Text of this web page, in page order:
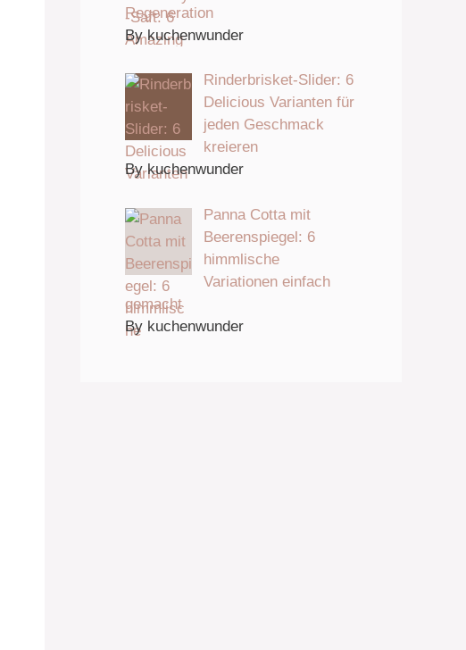
Regeneration
By kuchenwunder
Rinderbrisket-Slider: 6
Delicious Varianten für
jeden Geschmack
kreieren
By kuchenwunder
Panna Cotta mit
Beerenspiegel: 6
himmlische
Variationen einfach
gemacht
By kuchenwunder